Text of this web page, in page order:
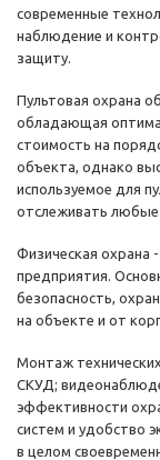
современные
наблюдение и
защиту.
Пультовая охрана
обладающая
стоимость на
объекта, однако
используемое для
отслеживать любые
Физическая охрана
предприятия.
безопасность,
на объекте и от
Монтаж
СКУД;
эффективности
систем и удобство
в целом